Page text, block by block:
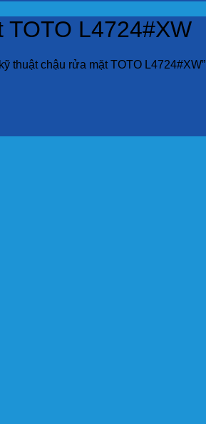
L4724#XW
thuật chậu rửa mặt TOTO L4724#XW”